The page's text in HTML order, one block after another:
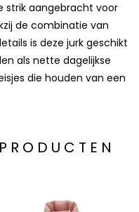
strik aangebracht voor
de combinatie van
is deze jurk geschikt
als nette dagelijkse
die houden van een